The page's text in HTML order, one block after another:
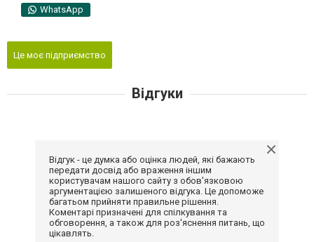
WhatsApp
Це моє підприємство
Відгуки
Відгук - це думка або оцінка людей, які бажають
передати досвід або враження іншим
користувачам нашого сайту з обов'язковою
аргументацією залишеного відгука. Це допоможе
багатьом прийняти правильне рішення.
Коментарі призначені для спілкування та
обговорення, а також для роз'яснення питань, що
цікавлять.